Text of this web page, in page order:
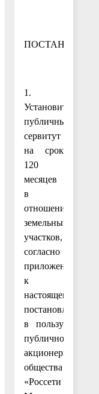
ПОСТАНОВЛЯЮ:
1.
Установить
публичный
сервитут
на срок
120
месяцев
в
отношении
земельных
участков,
согласно
приложения
к
настоящему
постановлению,
в пользу
публичного
акционерного
общества
«Россети